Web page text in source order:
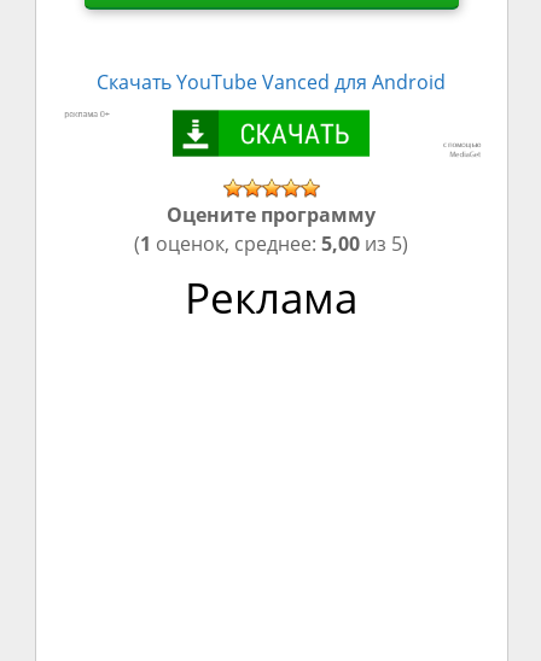
СкачатьYouTube Vancedдля Android
Оцените программу
(1 оценок, среднее:5,00 из 5)
Реклама